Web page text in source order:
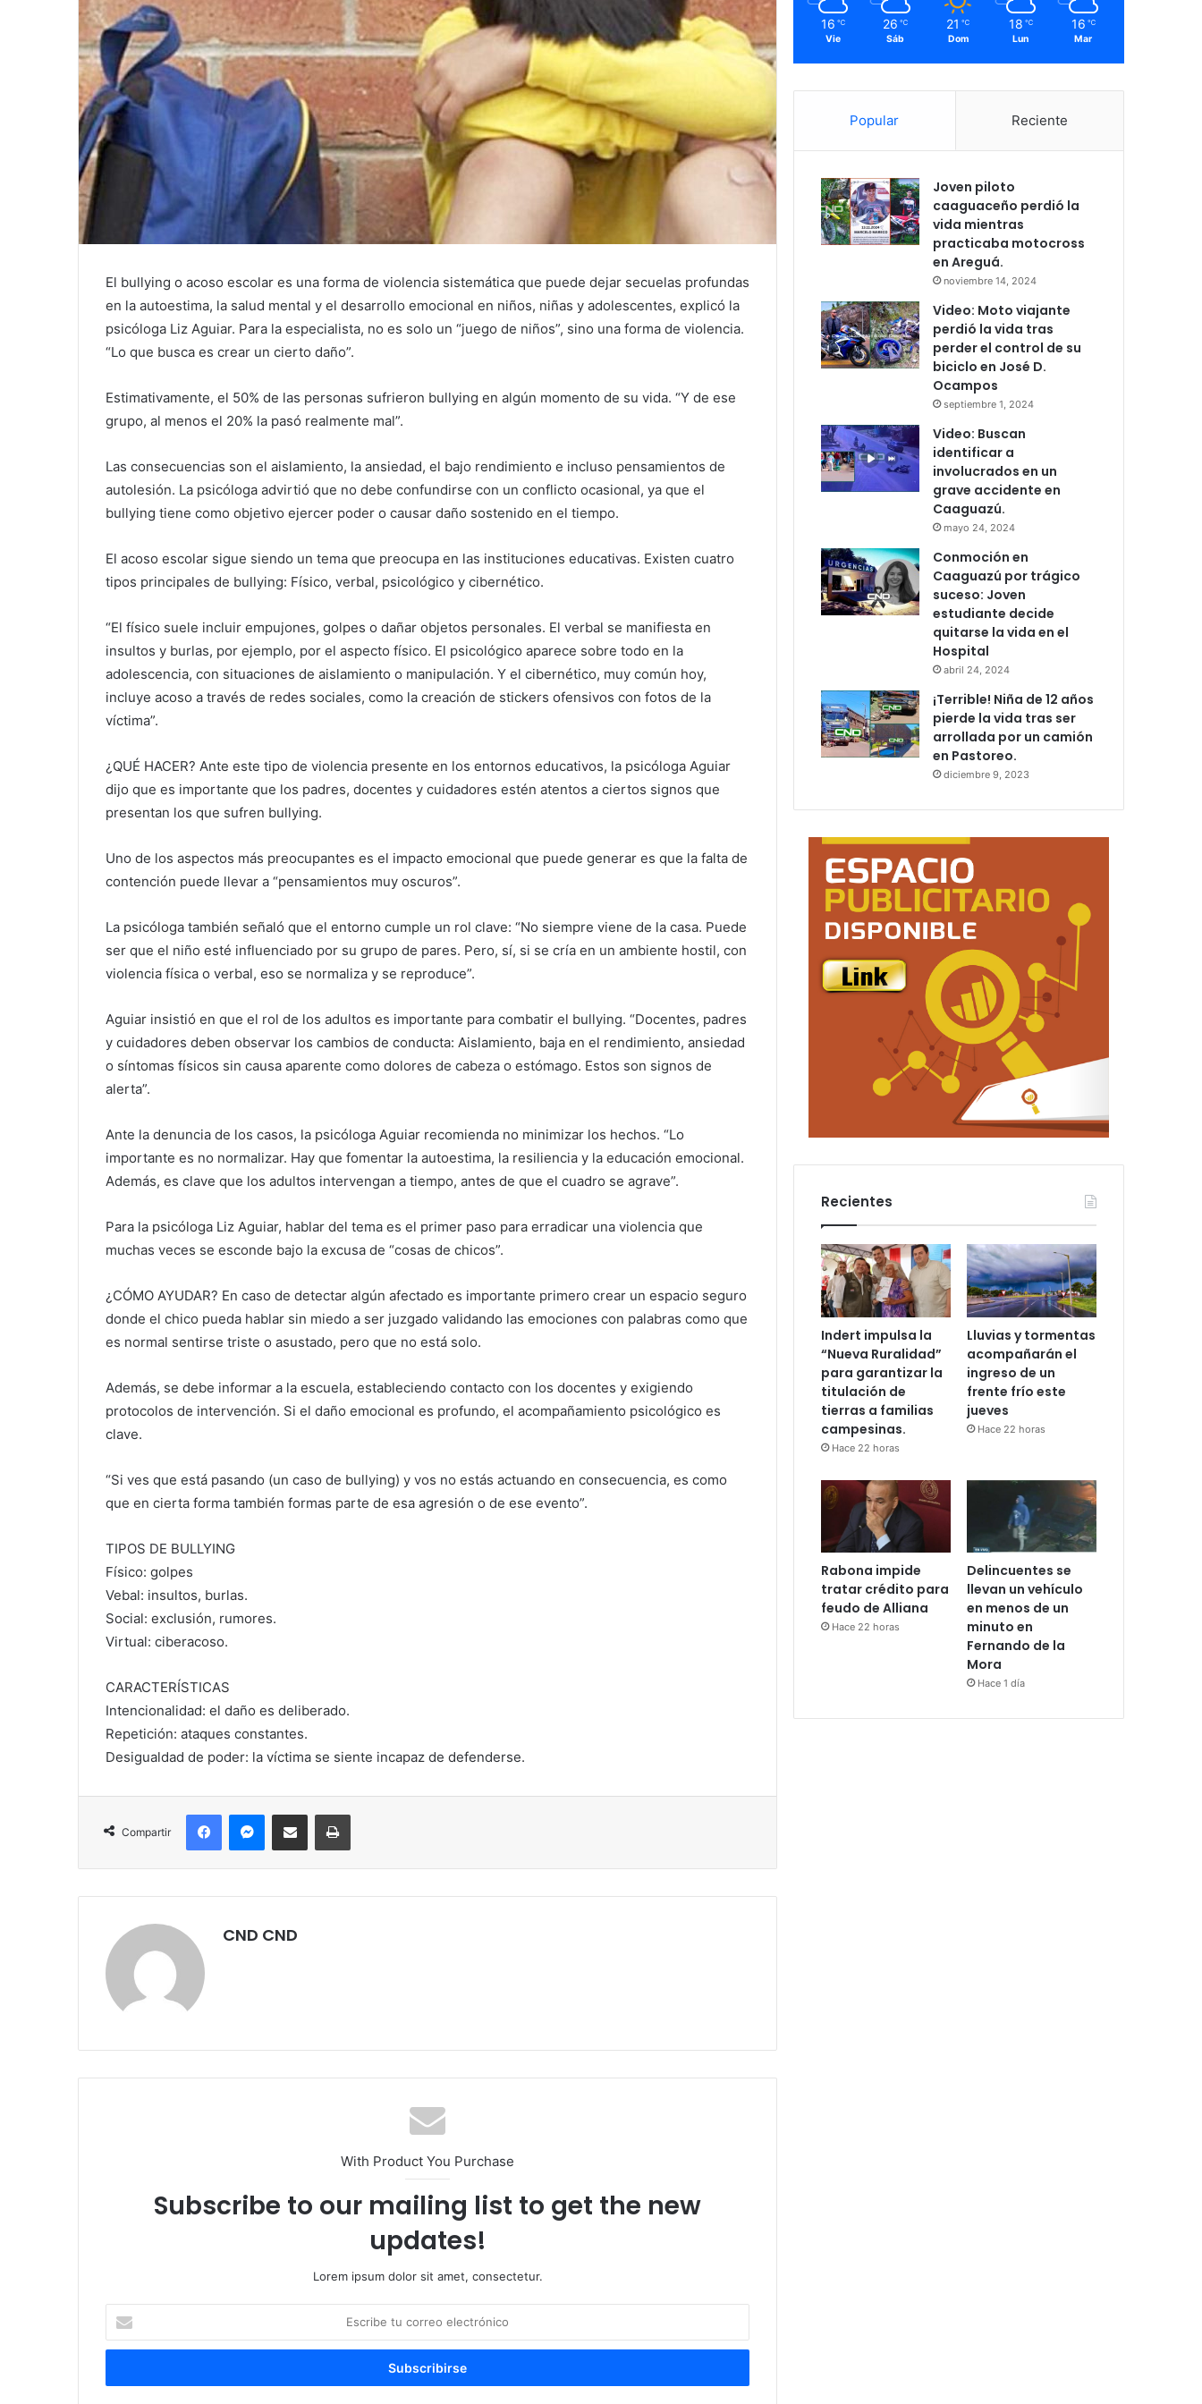
El bullying o acoso escolar es una forma de violencia sistemática que puede dejar secuelas profundas
en la autoestima, la salud mental y el desarrollo emocional en niños, niñas y adolescentes, explicó la
psicóloga Liz Aguiar. Para la especialista, no es solo un “juego de niños”, sino una forma de violencia.
“Lo que busca es crear un cierto daño”.
Estimativamente, el 50% de las personas sufrieron bullying en algún momento de su vida. “Y de ese
grupo, al menos el 20% la pasó realmente mal”.
Las consecuencias son el aislamiento, la ansiedad, el bajo rendimiento e incluso pensamientos de
autolesión. La psicóloga advirtió que no debe confundirse con un conflicto ocasional, ya que el
bullying tiene como objetivo ejercer poder o causar daño sostenido en el tiempo.
El acoso escolar sigue siendo un tema que preocupa en las instituciones educativas. Existen cuatro
tipos principales de bullying: Físico, verbal, psicológico y cibernético.
“El físico suele incluir empujones, golpes o dañar objetos personales. El verbal se manifiesta en
insultos y burlas, por ejemplo, por el aspecto físico. El psicológico aparece sobre todo en la
adolescencia, con situaciones de aislamiento o manipulación. Y el cibernético, muy común hoy,
incluye acoso a través de redes sociales, como la creación de stickers ofensivos con fotos de la
víctima”.
¿QUÉ HACER? Ante este tipo de violencia presente en los entornos educativos, la psicóloga Aguiar
dijo que es importante que los padres, docentes y cuidadores estén atentos a ciertos signos que
presentan los que sufren bullying.
Uno de los aspectos más preocupantes es el impacto emocional que puede generar es que la falta de
contención puede llevar a “pensamientos muy oscuros”.
La psicóloga también señaló que el entorno cumple un rol clave: “No siempre viene de la casa. Puede
ser que el niño esté influenciado por su grupo de pares. Pero, sí, si se cría en un ambiente hostil, con
violencia física o verbal, eso se normaliza y se reproduce”.
Aguiar insistió en que el rol de los adultos es importante para combatir el bullying. “Docentes, padres
y cuidadores deben observar los cambios de conducta: Aislamiento, baja en el rendimiento, ansiedad
o síntomas físicos sin causa aparente como dolores de cabeza o estómago. Estos son signos de
alerta”.
Ante la denuncia de los casos, la psicóloga Aguiar recomienda no minimizar los hechos. “Lo
importante es no normalizar. Hay que fomentar la autoestima, la resiliencia y la educación emocional.
Además, es clave que los adultos intervengan a tiempo, antes de que el cuadro se agrave”.
Para la psicóloga Liz Aguiar, hablar del tema es el primer paso para erradicar una violencia que
muchas veces se esconde bajo la excusa de “cosas de chicos”.
¿CÓMO AYUDAR? En caso de detectar algún afectado es importante primero crear un espacio seguro
donde el chico pueda hablar sin miedo a ser juzgado validando las emociones con palabras como que
es normal sentirse triste o asustado, pero que no está solo.
Además, se debe informar a la escuela, estableciendo contacto con los docentes y exigiendo
protocolos de intervención. Si el daño emocional es profundo, el acompañamiento psicológico es
clave.
“Si ves que está pasando (un caso de bullying) y vos no estás actuando en consecuencia, es como
que en cierta forma también formas parte de esa agresión o de ese evento”.
TIPOS DE BULLYING
Físico: golpes
Vebal: insultos, burlas.
Social: exclusión, rumores.
Virtual: ciberacoso.
CARACTERÍSTICAS
Intencionalidad: el daño es deliberado.
Repetición: ataques constantes.
Desigualdad de poder: la víctima se siente incapaz de defenderse.
Compartir
CND CND
With Product You Purchase
Subscribe to our mailing list to get the new
updates!
Lorem ipsum dolor sit amet, consectetur.
c
i
16 ℃
Vie
26 ℃
Sáb
21 ℃
Dom
18 ℃
Lun
16 ℃
Mar
Popular Reciente
Joven piloto
caaguaceño perdió la
vida mientras
practicaba motocross
en Areguá.
noviembre 14, 2024
Video: Moto viajante
perdió la vida tras
perder el control de su
biciclo en José D.
Ocampos
septiembre 1, 2024
Video: Buscan
identificar a
involucrados en un
grave accidente en
Caaguazú.
mayo 24, 2024
Conmoción en
Caaguazú por trágico
suceso: Joven
estudiante decide
quitarse la vida en el
Hospital
abril 24, 2024
¡Terrible! Niña de 12 años
pierde la vida tras ser
arrollada por un camión
en Pastoreo.
diciembre 9, 2023
Recientes
Indert impulsa la
“Nueva Ruralidad”
para garantizar la
titulación de
tierras a familias
campesinas.
Hace 22 horas
Lluvias y tormentas
acompañarán el
ingreso de un
frente frío este
jueves
Hace 22 horas
Rabona impide
tratar crédito para
feudo de Alliana
Hace 22 horas
Delincuentes se
llevan un vehículo
en menos de un
minuto en
Fernando de la
Mora
Hace 1 día